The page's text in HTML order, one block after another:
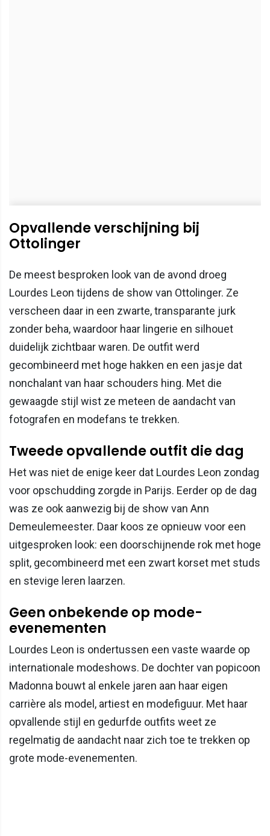
Opvallende verschijning bij
Ottolinger
De meest besproken look van de avond droeg
Lourdes Leon tijdens de show van Ottolinger. Ze
verscheen daar in een zwarte, transparante jurk
zonder beha, waardoor haar lingerie en silhouet
duidelijk zichtbaar waren. De outfit werd
gecombineerd met hoge hakken en een jasje dat
nonchalant van haar schouders hing. Met die
gewaagde stijl wist ze meteen de aandacht van
fotografen en modefans te trekken.
Tweede opvallende outfit die dag
Het was niet de enige keer dat Lourdes Leon zondag
voor opschudding zorgde in Parijs. Eerder op de dag
was ze ook aanwezig bij de show van Ann
Demeulemeester. Daar koos ze opnieuw voor een
uitgesproken look: een doorschijnende rok met hoge
split, gecombineerd met een zwart korset met studs
en stevige leren laarzen.
Geen onbekende op mode-
evenementen
Lourdes Leon is ondertussen een vaste waarde op
internationale modeshows. De dochter van popicoon
Madonna bouwt al enkele jaren aan haar eigen
carrière als model, artiest en modefiguur. Met haar
opvallende stijl en gedurfde outfits weet ze
regelmatig de aandacht naar zich toe te trekken op
grote mode-evenementen.